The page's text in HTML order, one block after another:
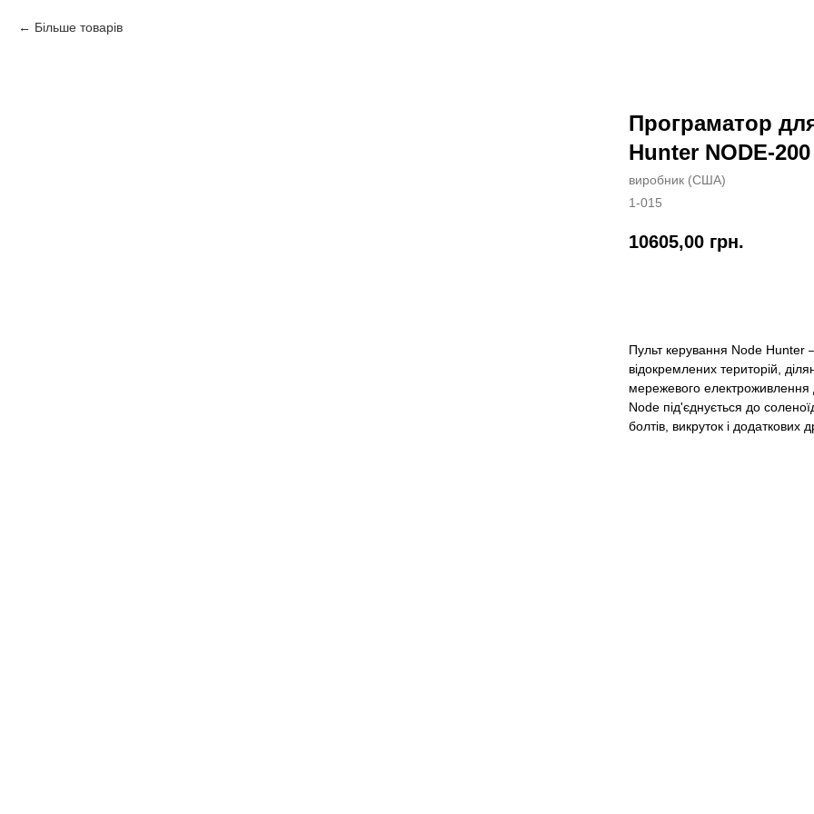
Більше товарів
Програматор
Hunter NODE-
виробник (США)
1-015
10605,00 грн.
Пульт керування Node Hunter
відокремлених територій,
мережевого електроживлення
Node під'єднується до
болтів, викруток і додаткових